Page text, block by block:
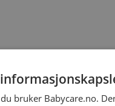
bruker Babycare.no.